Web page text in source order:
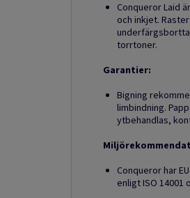
Conqueror Laid
och inkjet.
torrtoner.
Garantier:
Bigning
limbindning.
ytbehandlas,
Conqueror har
enligt ISO 14001